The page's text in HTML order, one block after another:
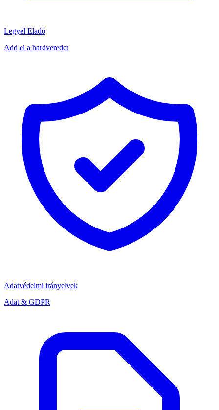
Legyél Eladó
Add el a hardveredet
Adatvédelmi irányelvek
Adat & GDPR